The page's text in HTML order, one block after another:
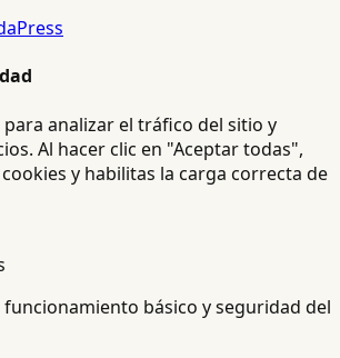
analizar el tráfico del sitio y
Al hacer clic en "Aceptar todas",
y habilitas la carga correcta de
funcionamiento básico y seguridad del